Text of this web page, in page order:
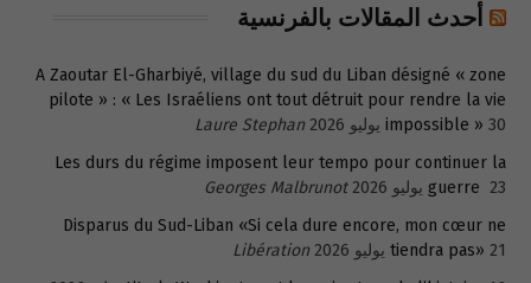
أحدث المقالات بالفرنسية
A Zaoutar El-Gharbiyé, village du sud du Liban désigné « zone
pilote » : « Les Israéliens ont tout détruit pour rendre la vie
impossible » 30 يوليو 2026
Laure Stephan
Les durs du régime imposent leur tempo pour continuer la
guerre 23 يوليو 2026
Georges Malbrunot
Disparus du Sud-Liban «Si cela dure encore, mon cœur ne
tiendra pas» 21 يوليو 2026
Libération